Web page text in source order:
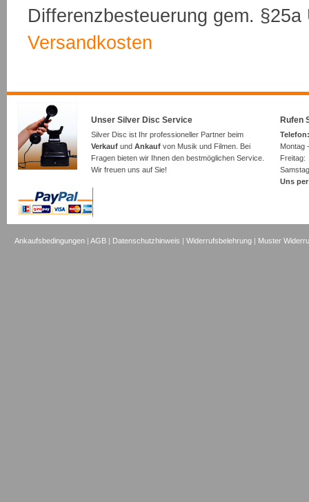
Differenzbesteuerung gem.
Versandkosten
Unser Silver Disc Service
Silver Disc ist Ihr professioneller Partner beim
Verkauf und Ankauf von Musik und Filmen. Bei
Fragen bieten wir Ihnen den bestmöglichen Service.
Wir freuen uns auf Sie!
Rufen
Montag
Uns
Ankaufsbedingungen |AGB | Datenschutzhinweis |Widerrufsbelehrung | Muster